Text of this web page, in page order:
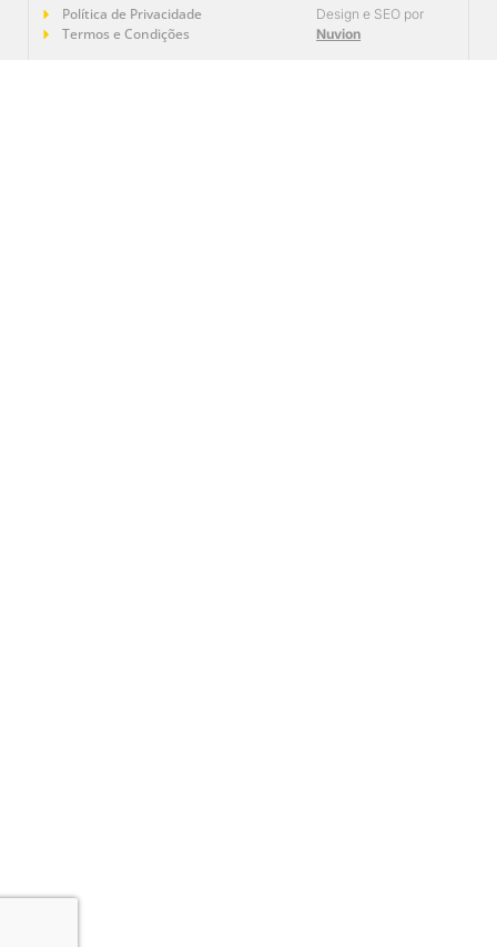
Política de Privacidade
Termos e Condições
Design e SEO por
Nuvion